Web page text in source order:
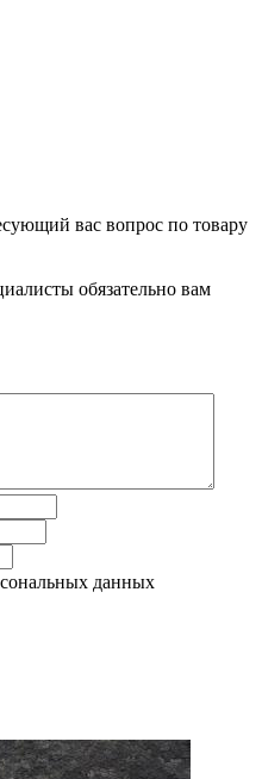
вас вопрос по товару
обязательно вам
данных